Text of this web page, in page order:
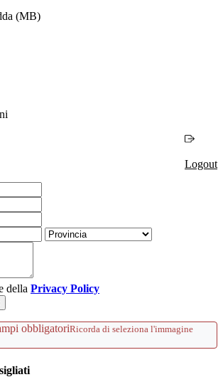
(MB)
Logout
della Privacy Policy
obbligatoriRicorda di seleziona l'immagine